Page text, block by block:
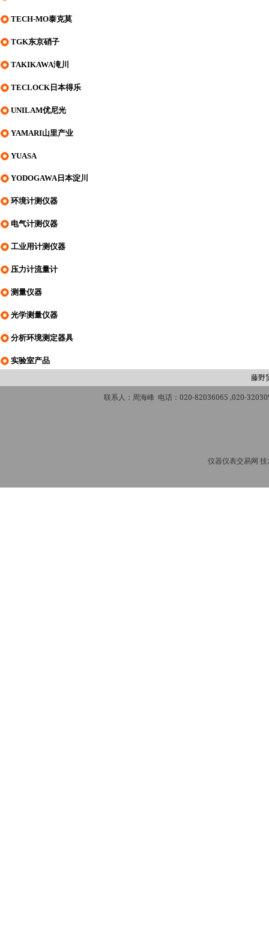
TECH-MO泰克莫
TGK东京硝子
TAKIKAWA滝川
TECLOCK日本得乐
UNILAM优尼光
YAMARI山里产业
YUASA
YODOGAWA日本淀川
环境计测仪器
电气计测仪器
工业用计测仪器
压力计流量计
测量仪器
光学测量仪器
分析环境测定器具
实验室产品
藤野
联系人：周海峰 电话：020-82036065 ,020-
仪器仪表交易网